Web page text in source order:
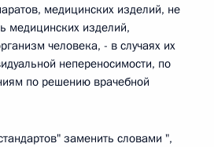
медицинских изделий, не
медицинских изделий,
человека, - в случаях их
непереносимости, по
по решению врачебной
заменить словами ",